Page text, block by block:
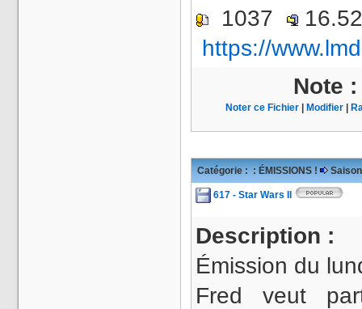
1037
https://
Note
Noter ce Fichier Modifier
Catégorie : : ÉMISSIONS !
617 - Star Wars II
Description :
Émission du
Fred veut